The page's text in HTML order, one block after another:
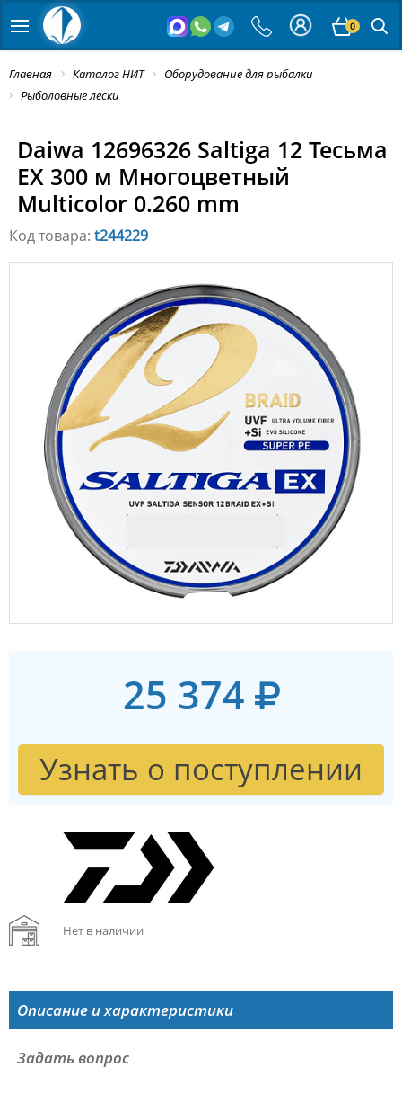
0
Главная Каталог НИТ
Оборудование для рыбалки
Рыболовные лески
Daiwa 12696326 Saltiga 12 Тесьма
EX 300 м Многоцветный
Multicolor 0.260 mm
Код товара: t244229
25 374
Узнать о поступлении
Нет в наличии
Описание и характеристики
Задать вопрос